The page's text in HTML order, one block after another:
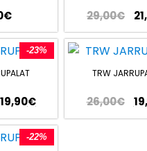
€ 29,00€
-23%
19,90€
TRW
26,00€
-22%